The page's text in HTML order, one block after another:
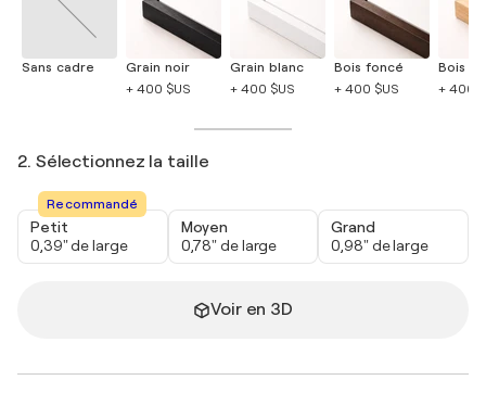
Sans cadre
Grain noir
+ 400 $US
Grain blanc
+ 400 $US
Bois foncé
+ 400 $US
Bois
+ 400
2. Sélectionnez la taille
Recommandé
Petit
0,39" de large
Moyen
0,78" de large
Grand
0,98" de large
Voir en 3D